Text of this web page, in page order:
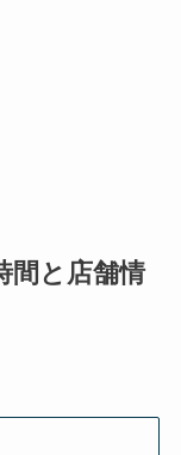
間と店舗情